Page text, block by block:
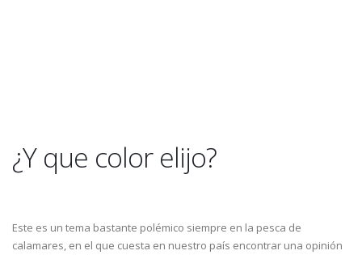
¿Y que color elijo?
Este es un tema bastante polémico siempre en la pesca de
calamares, en el que cuesta en nuestro país encontrar una opinión